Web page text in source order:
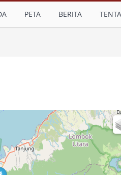
PETA BERITA